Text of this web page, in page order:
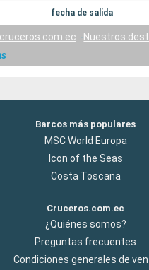
fecha de salida
Nuestros
Barcos más populares
MSC World Europa
Icon of the Seas
Costa Toscana
Cruceros.com.ec
¿Quiénes somos?
Preguntas frecuentes
Condiciones generales de